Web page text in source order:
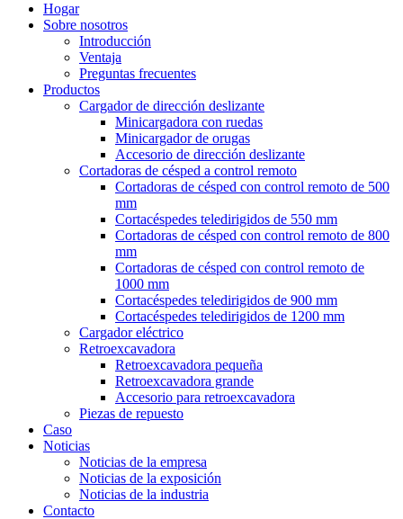
Hogar
Sobre nosotros
Introducción
Ventaja
Preguntas frecuentes
Productos
Cargador de dirección deslizante
Minicargadora con ruedas
Minicargador de orugas
Accesorio de dirección deslizante
Cortadoras de césped a control remoto
Cortadoras de césped con control remoto de 500
mm
Cortacéspedes teledirigidos de 550 mm
Cortadoras de césped con control remoto de 800
mm
Cortadoras de césped con control remoto de
1000 mm
Cortacéspedes teledirigidos de 900 mm
Cortacéspedes teledirigidos de 1200 mm
Cargador eléctrico
Retroexcavadora
Retroexcavadora pequeña
Retroexcavadora grande
Accesorio para retroexcavadora
Piezas de repuesto
Caso
Noticias
Noticias de la empresa
Noticias de la exposición
Noticias de la industria
Contacto